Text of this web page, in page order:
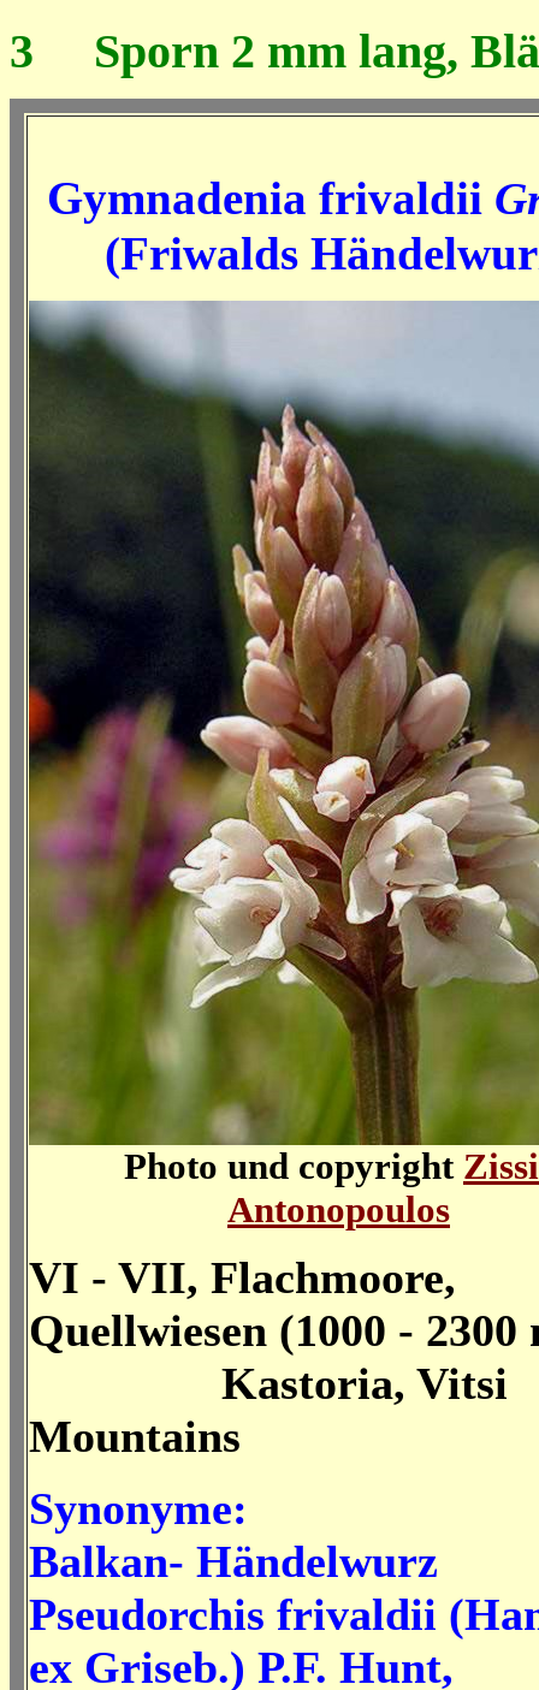
3 Sporn 2 mm lang,
Gymnadenia frivaldii
(Friwalds
Photo und copyright
Antonopoulos
VI - VII, Flachmoore,
Quellwiesen (1000 - 2300
Kastoria, Vitsi
Mountains
Synonyme:
Balkan- Händelwurz
Pseudorchis frivaldii
ex Griseb.) P.F. Hunt,